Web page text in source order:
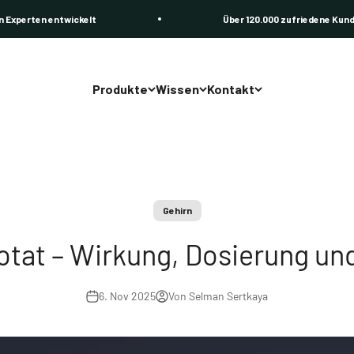
Über 120.000 zufriedene Kunden
Produkte Wissen
Energie tanken mit
Omega-3 der
Baustein für Ihre
Kontakt
Gehirn
– Wirkung, Dosierung
6. Nov 2025 Von Selman Sertkaya